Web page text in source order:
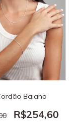
Baiano
R$254,60